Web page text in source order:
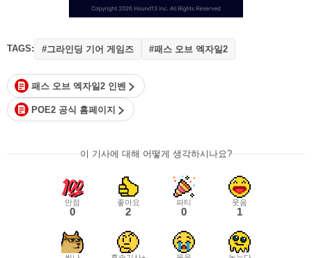
TAGS: #그라인딩 기어 게임즈 #패스 오브 엑자일2
패스 오브 엑자일2 인벤
POE2 공식 홈페이지
이 기사에 대해 어떻게 생각하시나요?
만점
0
좋아요
2
파티
0
웃음
1